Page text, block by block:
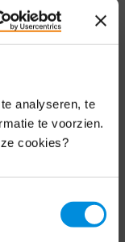
analyseren, te
te voorzien.
cookies?